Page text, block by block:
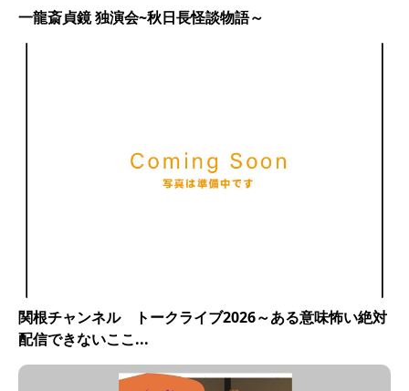
一龍斎貞鏡 独演会~秋日長怪談物語～
関根チャンネル トークライブ2026～ある意味怖い絶対
配信できないここ...